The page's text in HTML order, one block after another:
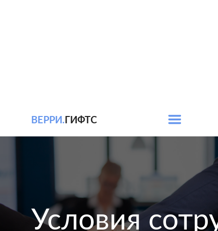
ВЕРРИ.ГИФТС
Условия